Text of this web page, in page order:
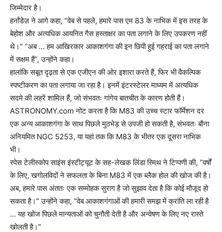
जिम्मेदार है।
हर्नांडेज़ ने आगे कहा, “वेब से पहले, हमारे पास एम 83 के नाभिक में इस तरह के
बेहोश और अत्यधिक आयनित गैस हस्ताक्षर का पता लगाने के लिए उपकरण नहीं
थे।” “अब … हम आखिरकार आकाशगंगा की इन छिपी हुई गहराई का पता लगाने
में सक्षम हैं”, उन्होंने कहा।
हालांकि सबूत दृढ़ता से एक एजीएन की ओर इशारा करते हैं, फिर भी वैकल्पिक
स्पष्टीकरण का पता लगाया जा रहा है। इनमें इंटरस्टेलर माध्यम में अत्यधिक
सदमे की लहरें शामिल हैं, जो संभवतः गांगेय बातचीत के कारण होती हैं।
ASTRONOMY.com नोट करता है कि M83 की उच्च स्टार फॉर्मेशन दर
एक अन्य आकाशगंगा के साथ पिछले मुठभेड़ से उपजी हो सकती है, संभवतः बौना
अनियमित NGC 5253, या यहां तक ​​कि M83 के भीतर एक दूसरा नाभिक
भी।
स्पेस टेलीस्कोप साइंस इंस्टीट्यूट के सह-लेखक लिंडा स्मिथ ने टिप्पणी की, “वर्षों
के लिए, खगोलविदों ने सफलता के बिना M83 में एक ब्लैक होल की खोज की है।
अब, हमारे पास अंततः एक सम्मोहक सुराग है जो सुझाव देता है कि कोई मौजूद हो
सकता है।” उन्होंने कहा, “वेब आकाशगंगाओं की हमारी समझ में क्रांति ला रही है
… यह खोज पिछले मान्यताओं को चुनौती देती है और अन्वेषण के लिए नए रास्ते
खोलती है।”